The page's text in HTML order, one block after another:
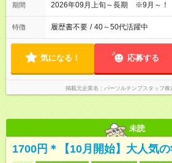
期間 2026年09月上旬～長期 ※9月～！
特徴 履歴書不要 / 40～50代活躍中
気になる！ 応募する
掲載元企業名 パーソルテンプスタッフ
未読
1700円＊【10月開始】大人気